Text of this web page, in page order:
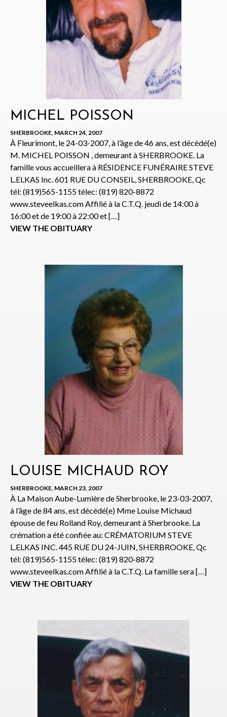
MICHEL POISSON
SHERBROOKE, MARCH 24, 2007
À Fleurimont, le 24-03-2007, à l’âge de 46 ans, est décédé(e)
M. MICHEL POISSON , demeurant à SHERBROOKE. La
famille vous accueillera à RÉSIDENCE FUNÉRAIRE STEVE
L.ELKAS Inc. 601 RUE DU CONSEIL, SHERBROOKE, Qc
tél: (819)565-1155 télec: (819) 820-8872
www.steveelkas.com Affilié à la C.T.Q. jeudi de 14:00 à
16:00 et de 19:00 à 22:00 et […]
VIEW THE OBITUARY
LOUISE MICHAUD ROY
SHERBROOKE, MARCH 23, 2007
À La Maison Aube-Lumière de Sherbrooke, le 23-03-2007,
à l’âge de 84 ans, est décédé(e) Mme Louise Michaud
épouse de feu Rolland Roy, demeurant à Sherbrooke. La
crémation a été confiée au: CRÉMATORIUM STEVE
L.ELKAS INC. 445 RUE DU 24-JUIN, SHERBROOKE, Qc
tél: (819)565-1155 télec: (819) 820-8872
www.steveelkas.com Affilié à la C.T.Q. La famille sera […]
VIEW THE OBITUARY